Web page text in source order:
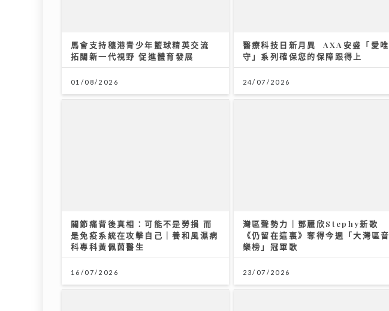
馬會支持穗港青少年籃球精英交流
拓闊新一代視野 促進體育發展
01/08/2026
醫療科技日新月異 AXA安盛「愛唯
守」系列確保您的保障跟得上
24/07/2026
關節痛背後真相：可能不是勞損 而
是免疫系統在攻擊自己｜養和風濕病
科專科黃佩茵醫生
16/07/2026
灣區聲勢力｜鄧麗欣Stephy新歌
《仍留在這裏》奪得今週「大灣區音
樂榜」冠軍歌
23/07/2026